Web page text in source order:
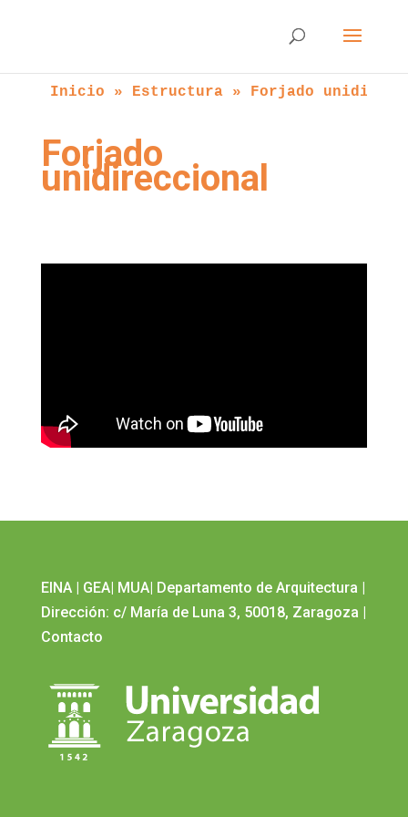
Inicio » Estructura » Forjado
Forjado
unidireccional
EINA| GEA| MUA| Departamento de Arquitectura |
Dirección: c/ María de Luna 3, 50018, Zaragoza |
Contacto